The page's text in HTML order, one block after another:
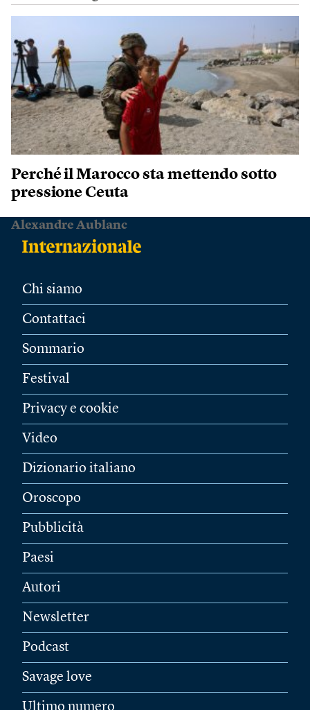
Perché il Marocco sta mettendo sotto
pressione Ceuta
Alexandre Aublanc
Chi siamo
Contattaci
Sommario
Festival
Privacy e cookie
Video
Dizionario italiano
Oroscopo
Pubblicità
Paesi
Autori
Newsletter
Podcast
Savage love
Ultimo numero